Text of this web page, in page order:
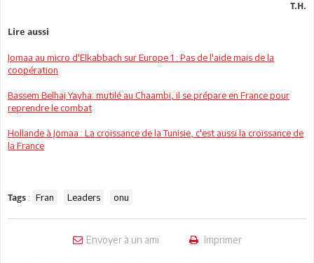
T.H.
Lire aussi
Jomaa au micro d'Elkabbach sur Europe 1 : Pas de l'aide mais de la
coopération
Bassem Belhaj Yayha: mutilé au Chaambi, il se prépare en France pour
reprendre le combat
Hollande à Jomaa : La croissance de la Tunisie, c'est aussi la croissance de
la France
Tags : Fran Leaders onu
Envoyer à un ami Imprimer